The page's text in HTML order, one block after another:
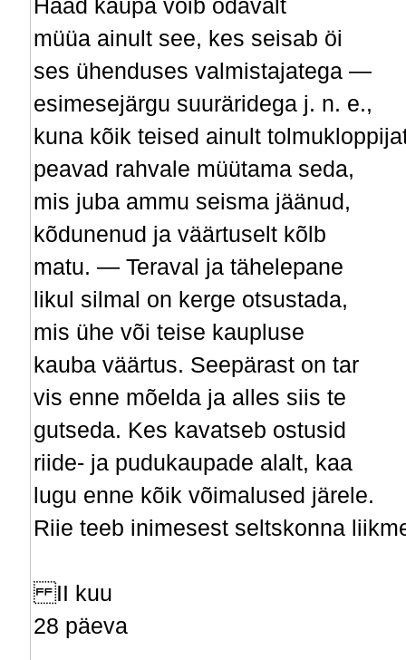
Hääd kaupa võib odavalt
müüa ainult see, kes seisab öi­
ses ühenduses valmistajatega —
esimesejärgu suuräridega j. n. e.,
kuna kõik teised ainult
peavad rahvale müütama seda,
mis juba ammu seisma jäänud,
kõdunenud ja väärtuselt kõlb­
matu. — Teraval ja tähelepane­
likul silmal on kerge otsustada,
mis ühe või teise kaupluse
kauba väärtus. Seepärast on tar­
vis enne mõelda ja alles siis te­
gutseda. Kes kavatseb ostusid
riide- ja pudukaupade alalt, kaa­
lugu enne kõik võimalused järele.
Riie teeb inimesest seltskonna
II kuu
28 päeva